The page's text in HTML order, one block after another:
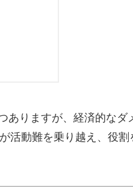
ありますが、経済的な
活動難を乗り越え、役